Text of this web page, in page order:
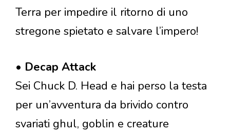
Terra per impedire il ritorno di uno
stregone spietato e salvare l’impero!
• Decap Attack
Sei Chuck D. Head e hai perso la testa
per un’avventura da brivido contro
svariati ghul, goblin e creature